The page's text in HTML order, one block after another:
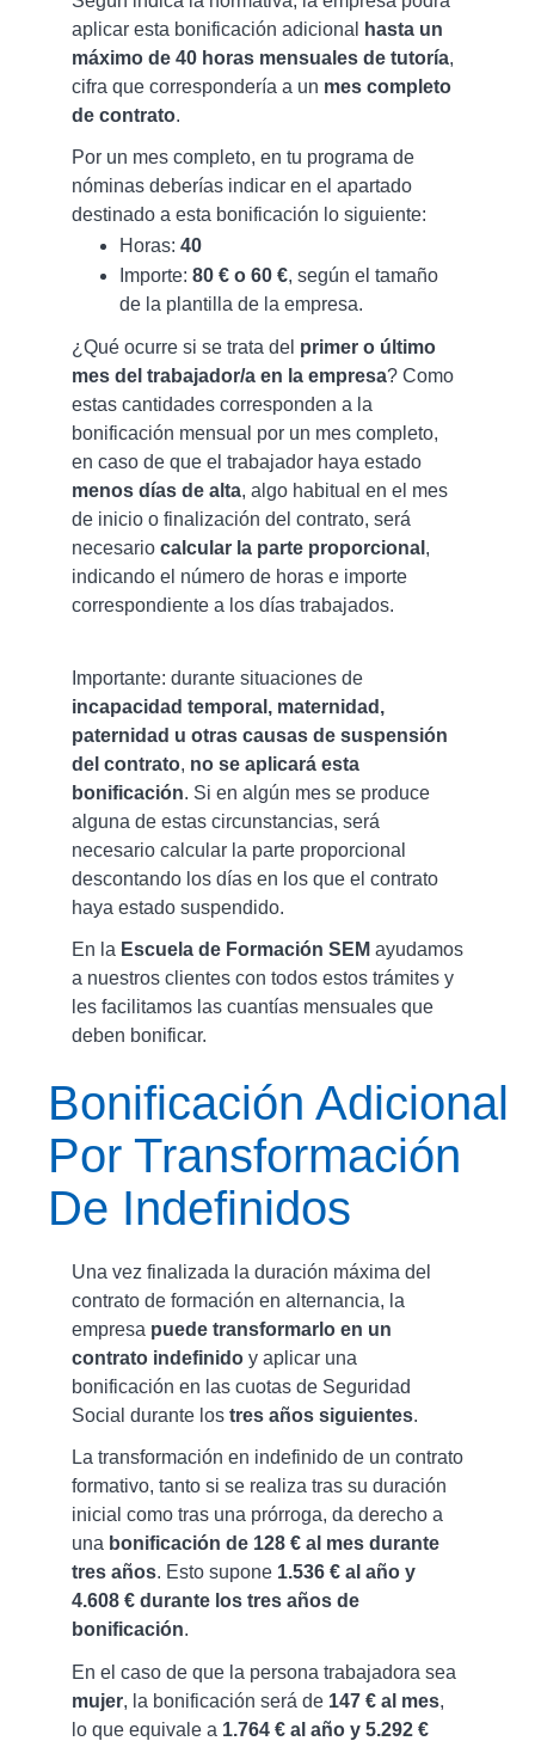
aplicar esta bonificación adicional
hasta un
máximo de 40 horas mensuales de tutoría,
cifra que correspondería a un mes completo
de contrato.
Por un mes completo, en tu programa de
nóminas deberías indicar en el apartado
destinado a esta bonificación lo siguiente:
Horas: 40
Importe: 80 € o 60 €, según el tamaño
de la plantilla de la empresa.
¿Qué ocurre si se trata del primer o último
mes del trabajador/a en la empresa? Como
estas cantidades corresponden a la
bonificación mensual por un mes completo,
en caso de que el trabajador haya estado
menos días de alta, algo habitual en el mes
de inicio o finalización del contrato, será
necesario calcular la parte proporcional ,
indicando el número de horas e importe
correspondiente a los días trabajados.
Importante: durante situaciones de
incapacidad temporal, maternidad,
paternidad u otras causas de suspensión
del contrato, no se aplicará esta
bonificación. Si en algún mes se produce
alguna de estas circunstancias, será
necesario calcular la parte proporcional
descontando los días en los que el contrato
haya estado suspendido.
En la Escuela de Formación SEM ayudamos
a nuestros clientes con todos estos trámites y
les facilitamos las cuantías mensuales que
deben bonificar.
Bonificación Adicional
Por Transformación
De Indefinidos
Una vez finalizada la duración máxima del
contrato de formación en alternancia, la
empresa puede transformarlo en un
contrato indefinido y aplicar una
bonificación en las cuotas de Seguridad
Social durante los tres años siguientes.
La transformación en indefinido de un contrato
formativo, tanto si se realiza tras su duración
inicial como tras una prórroga, da derecho a
una bonificación de 128 € al mes durante
tres años. Esto supone 1.536 € al año y
4.608 € durante los tres años de
bonificación.
En el caso de que la persona trabajadora sea
mujer, la bonificación será de 147 € al mes,
lo que equivale a 1.764 € al año y 5.292 €